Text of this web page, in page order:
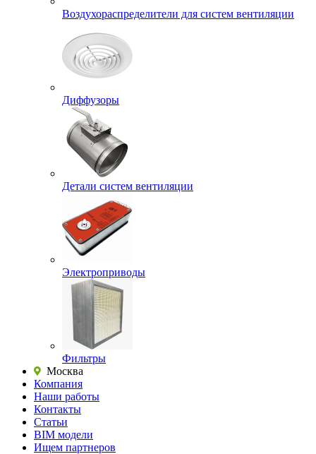
Воздухораспределители для систем вентиляции
Диффузоры
Детали систем вентиляции
Электроприводы
Фильтры
Москва
Компания
Наши работы
Контакты
Статьи
BIM модели
Ищем партнеров